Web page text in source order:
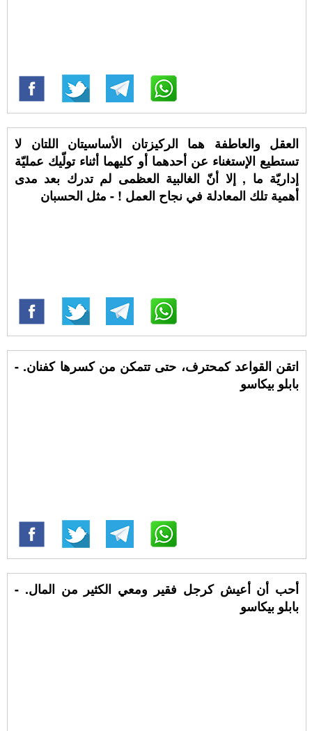
العقل والعاطفة هما الركيزتان الأساسيتان اللتان لا
تستطيع الإستغناء عن أحدهما أو كليهما أثناء تولّيك عمليّة
إداريّة ما , إلا أنّ الغالبية العظمى لم تدرك بعد مدى
أهمية تلك المعادلة في نجاح العمل ! - مثل الحسبان
اتقن القواعد كمحترف، حتى تتمكن من كسرها كفنان. -
بابلو بيكاسو
أحب أن أعيش كرجل فقير ومعي الكثير من المال. -
بابلو بيكاسو